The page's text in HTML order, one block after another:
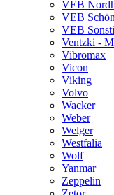
VEB
VEB
VEB
Ventzki -
Vibromax
Vicon
Viking
Volvo
Wacker
Weber
Welger
Westfalia
Wolf
Yanmar
Zeppelin